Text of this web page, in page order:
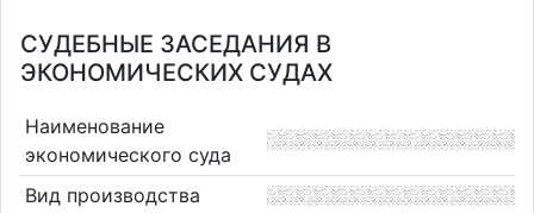
СУДЕБНЫЕ ЗАСЕДАНИЯ В
ЭКОНОМИЧЕСКИХ СУДАХ
Наименование
экономического суда
Вид производства